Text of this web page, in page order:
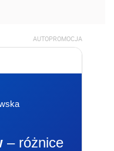
AUTOPROMOCJA
– różnice